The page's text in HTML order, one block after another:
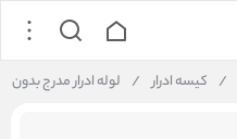
/ کیسه ادرار / لوله ادرار مدرج بدون درب